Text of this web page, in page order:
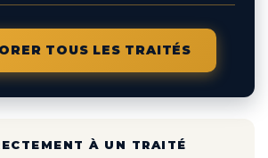
TOUS LES TRAITÉS
À UN TRAITÉ